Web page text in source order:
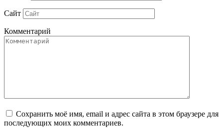
Сайт
Комментарий
Сохранить моё имя, email и адрес сайта в этом браузере для
последующих моих комментариев.